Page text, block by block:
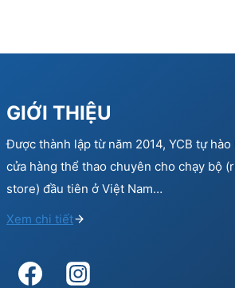
GIỚI THIỆU
Được thành lập từ năm 2014, YCB tự
cửa hàng thể thao chuyên cho chạy bộ
store) đầu tiên ở Việt Nam…
Xem chi tiết